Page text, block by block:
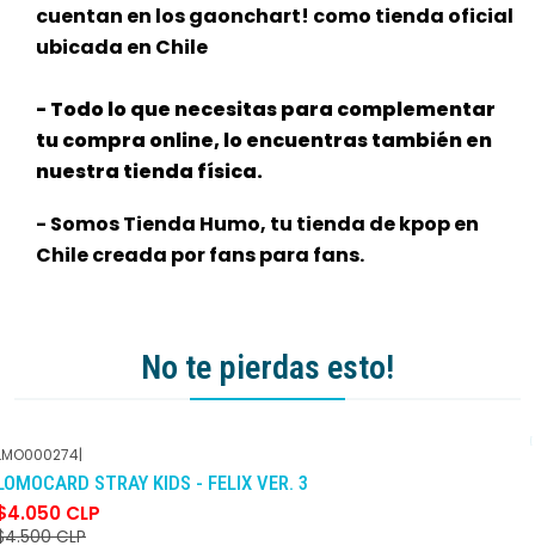
cuentan en los gaonchart! como tienda oficial
ubicada en Chile
- Todo lo que necesitas para complementar
tu compra online, lo encuentras también en
nuestra tienda física.
- Somos Tienda Humo, tu tienda de kpop en
Chile creada por fans para fans.
No te pierdas esto!
-10% DCTO
|
STRAY KIDS - FELIX VER. 3
CLP
CLP